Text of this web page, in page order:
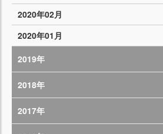
2020年02月
2020年01月
2019年
2018年
2017年